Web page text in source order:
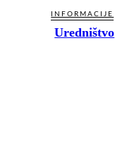
INFORMACIJE
Uredništvo